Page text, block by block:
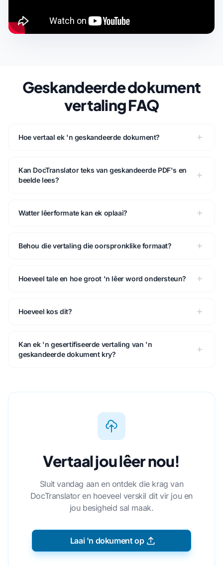
Geskandeerde dokument
vertaling FAQ
Hoe vertaal ek 'n geskandeerde dokument?
Kan DocTranslator teks van geskandeerde PDF's en
beelde lees?
Watter lêerformate kan ek oplaai?
Behou die vertaling die oorspronklike formaat?
Hoeveel tale en hoe groot 'n lêer word ondersteun?
Hoeveel kos dit?
Kan ek 'n gesertifiseerde vertaling van 'n
geskandeerde dokument kry?
Vertaal jou lêer nou!
Sluit vandag aan en ontdek die krag van
DocTranslator en hoeveel verskil dit vir jou en
jou besigheid sal maak.
Laai 'n dokument op